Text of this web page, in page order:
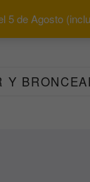
5 de Agosto
Y